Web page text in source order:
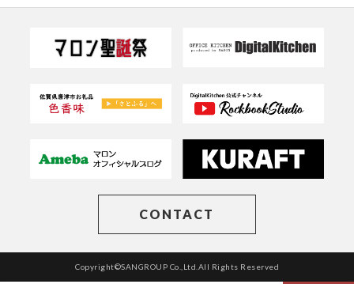
CONTACT
Copyright©SANGROUP Co.,Ltd.All Rights Reserved